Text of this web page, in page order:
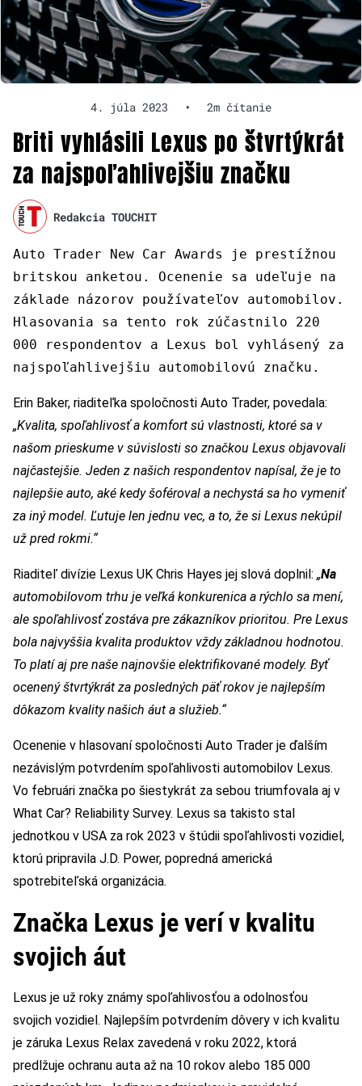
4. júla 2023 • 2m čítanie
Briti vyhlásili Lexus po štvrtýkrát
za najspoľahlivejšiu značku
Redakcia TOUCHIT
Auto Trader New Car Awards je prestížnou
britskou anketou. Ocenenie sa udeľuje na
základe názorov používateľov automobilov.
Hlasovania sa tento rok zúčastnilo 220
000 respondentov a Lexus bol vyhlásený za
najspoľahlivejšiu automobilovú značku.
Erin Baker, riaditeľka spoločnosti Auto Trader, povedala:
„Kvalita, spoľahlivosť a komfort sú vlastnosti, ktoré sa v
našom prieskume v súvislosti so značkou Lexus objavovali
najčastejšie. Jeden z našich respondentov napísal, že je to
najlepšie auto, aké kedy šoféroval a nechystá sa ho vymeniť
za iný model. Ľutuje len jednu vec, a to, že si Lexus nekúpil
už pred rokmi.“
Riaditeľ divízie Lexus UK Chris Hayes jej slová doplnil: „Na
automobilovom trhu je veľká konkurenica a rýchlo sa mení,
ale spoľahlivosť zostáva pre zákazníkov prioritou. Pre Lexus
bola najvyššia kvalita produktov vždy základnou hodnotou.
To platí aj pre naše najnovšie elektrifikované modely. Byť
ocenený štvrtýkrát za posledných päť rokov je najlepším
dôkazom kvality našich áut a služieb.“
Ocenenie v hlasovaní spoločnosti Auto Trader je ďalším
nezávislým potvrdením spoľahlivosti automobilov Lexus.
Vo februári značka po šiestykrát za sebou triumfovala aj v
What Car? Reliability Survey. Lexus sa takisto stal
jednotkou v USA za rok 2023 v štúdii spoľahlivosti vozidiel,
ktorú pripravila J.D. Power, popredná americká
spotrebiteľská organizácia.
Značka Lexus je verí v kvalitu
svojich áut
Lexus je už roky známy spoľahlivosťou a odolnosťou
svojich vozidiel. Najlepším potvrdením dôvery v ich kvalitu
je záruka Lexus Relax zavedená v roku 2022, ktorá
predlžuje ochranu auta až na 10 rokov alebo 185 000